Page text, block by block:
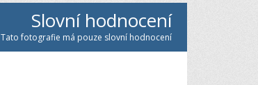
Slovní hodnocení
Tato fotografie má pouze slovní hodnocení